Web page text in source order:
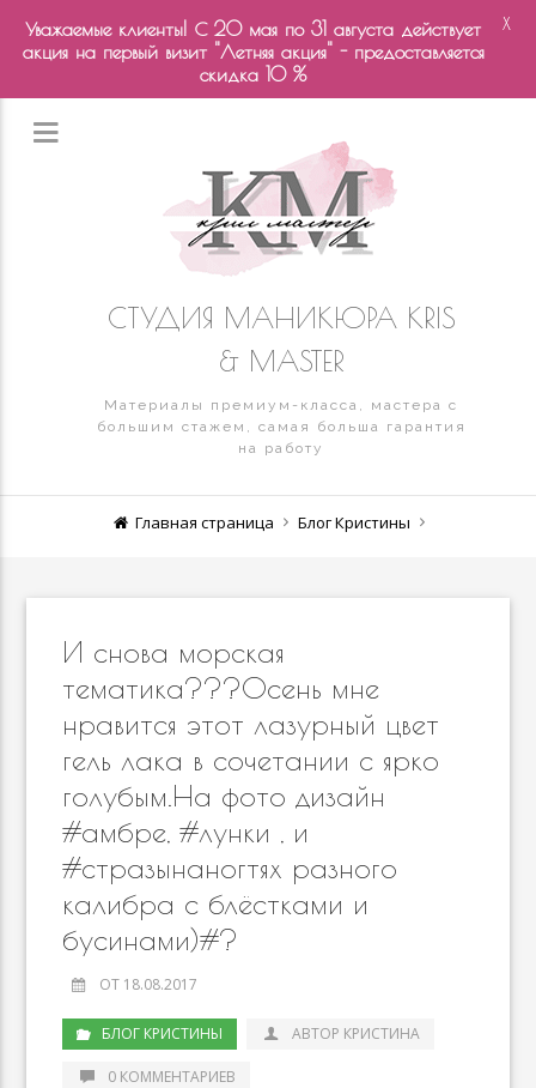
СТУДИЯ МАНИКЮРА KRIS
& MASTER
Материалы премиум-класса, мастера с
большим стажем, самая больша гарантия
на работу
Главная страница Блог Кристины
И снова морская
тематика???Осень мне
нравится этот лазурный цвет
гель лака в сочетании с ярко
голубым.На фото дизайн
#амбре, #лунки , и
#стразынаногтях разного
калибра с блёстками и
бусинами)#?
ОТ 18.08.2017
БЛОГ КРИСТИНЫ АВТОР КРИСТИНА
0 КОММЕНТАРИЕВ
Уважаемые клиенты! С 20 мая по 31 августа действует
акция на первый визит "Летняя акция" - предоставляется
скидка 10 %
X